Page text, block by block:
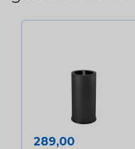
Prijs
289,00